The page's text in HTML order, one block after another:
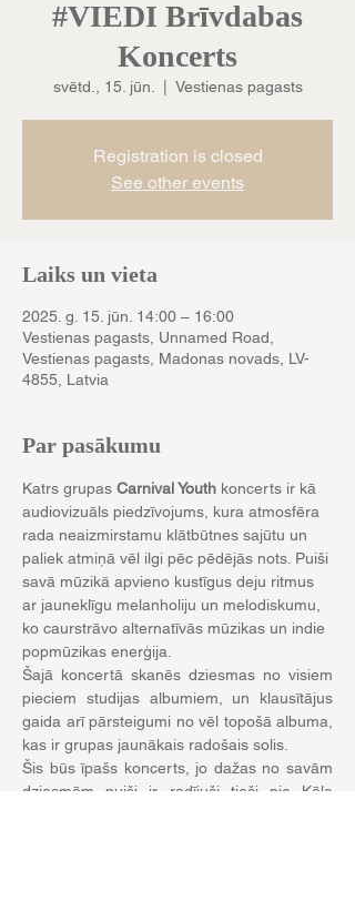
#VIEDI Brīvdabas
Koncerts
svētd., 15. jūn. Vestienas pagasts
Registration is closed
See other events
Laiks un vieta
2025. g. 15. jūn. 14:00 – 16:00
Vestienas pagasts, Unnamed Road,
Vestienas pagasts, Madonas novads, LV-
4855, Latvia
Par pasākumu
Katrs grupas Carnival Youth koncerts ir kā
audiovizuāls piedzīvojums, kura atmosfēra
rada neaizmirstamu klātbūtnes sajūtu un
paliek atmiņā vēl ilgi pēc pēdējās nots. Puiši
savā mūzikā apvieno kustīgus deju ritmus
ar jauneklīgu melanholiju un melodiskumu,
ko caurstrāvo alternatīvās mūzikas un indie
popmūzikas enerģija.
Šajā koncertā skanēs dziesmas no visiem
pieciem studijas albumiem, un klausītājus
gaida arī pārsteigumi no vēl topošā albuma,
kas ir grupas jaunākais radošais solis.
Šis būs īpašs koncerts, jo dažas no savām
dziesmām puiši ir radījuši tieši pie Kāla